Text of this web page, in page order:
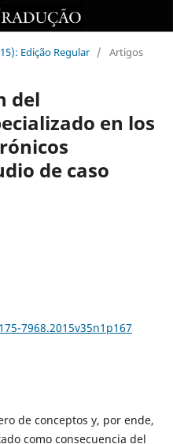
Edição Regular / Artigos
del
en los
de caso
7968.2015v35n1p167
de conceptos y, por ende,
como consecuencia del